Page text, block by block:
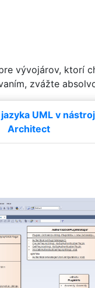
vývojárov, ktorí
zvážte
UML v
Architect